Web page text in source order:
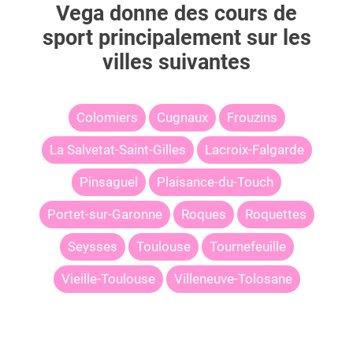
Vega donne des cours de
sport principalement sur les
villes suivantes
Colomiers Cugnaux Frouzins
La Salvetat-Saint-Gilles Lacroix-Falgarde
Pinsaguel Plaisance-du-Touch
Portet-sur-Garonne Roques Roquettes
Seysses Toulouse Tournefeuille
Vieille-Toulouse Villeneuve-Tolosane